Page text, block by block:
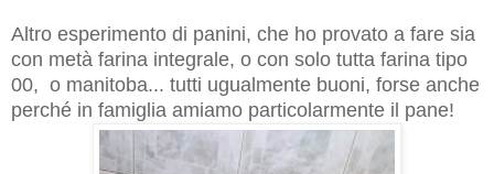
Altro esperimento di panini, che ho provato a fare sia
con metà farina integrale, o con solo tutta farina tipo
00, o manitoba... tutti ugualmente buoni, forse anche
perché in famiglia amiamo particolarmente il pane!